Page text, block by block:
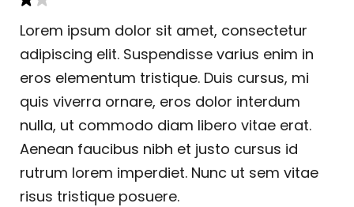
Lorem ipsum dolor sit amet, consectetur
adipiscing elit. Suspendisse varius enim in
eros elementum tristique. Duis cursus, mi
quis viverra ornare, eros dolor interdum
nulla, ut commodo diam libero vitae erat.
Aenean faucibus nibh et justo cursus id
rutrum lorem imperdiet. Nunc ut sem vitae
risus tristique posuere.